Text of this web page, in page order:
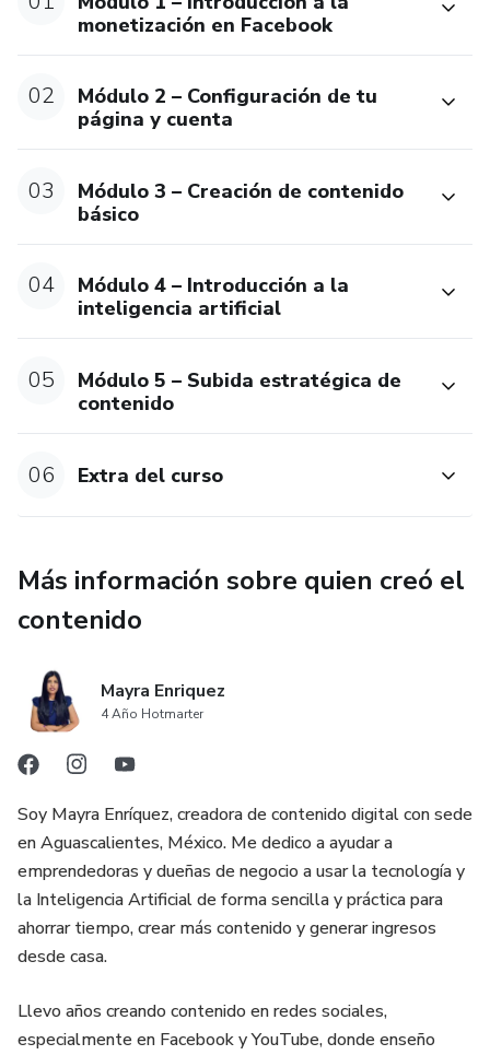
monetización en Facebook
02
Módulo 2 – Configuración de tu
página y cuenta
03
Módulo 3 – Creación de contenido
básico
04
Módulo 4 – Introducción a la
inteligencia artificial
05
Módulo 5 – Subida estratégica de
contenido
06 Extra del curso
Más información sobre quien creó el
contenido
Mayra Enriquez
4 Año Hotmarter
Soy Mayra Enríquez, creadora de contenido digital con sede
en Aguascalientes, México. Me dedico a ayudar a
emprendedoras y dueñas de negocio a usar la tecnología y
la Inteligencia Artificial de forma sencilla y práctica para
ahorrar tiempo, crear más contenido y generar ingresos
desde casa.
Llevo años creando contenido en redes sociales,
especialmente en Facebook y YouTube, donde enseño